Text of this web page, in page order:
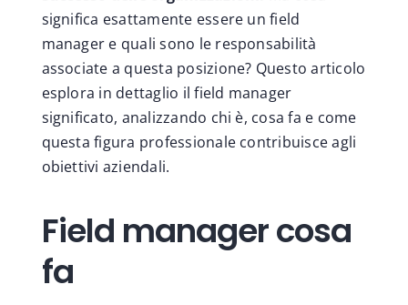
significa esattamente essere un field
manager e quali sono le responsabilità
associate a questa posizione? Questo articolo
esplora in dettaglio il field manager
significato, analizzando chi è, cosa fa e come
questa figura professionale contribuisce agli
obiettivi aziendali.
Field manager cosa
fa